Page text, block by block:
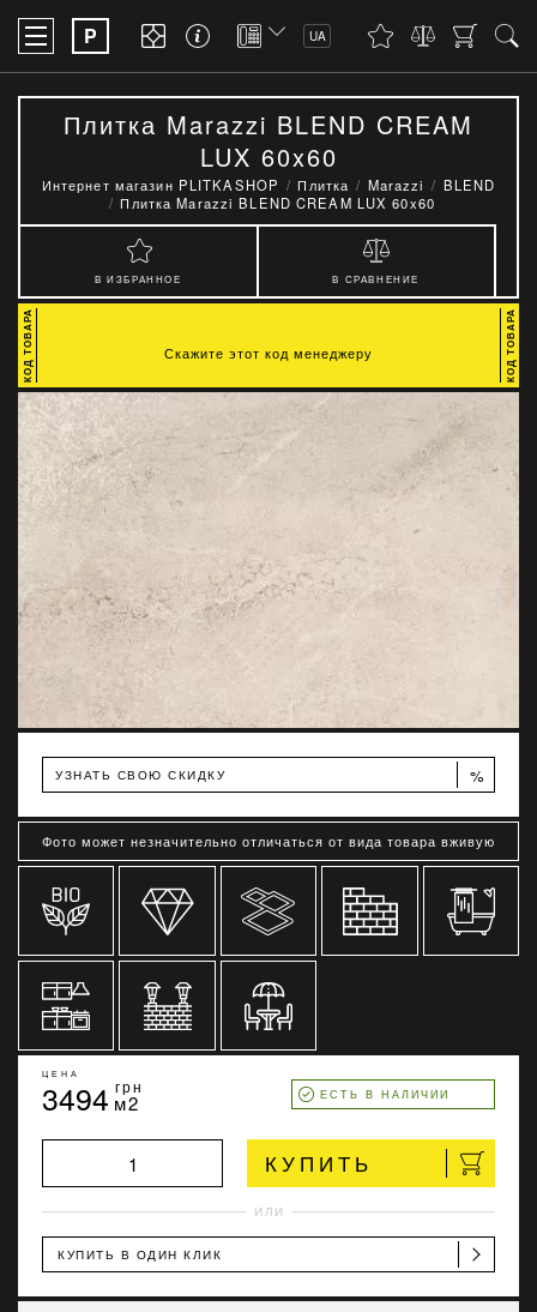
P UA
Плитка Marazzi BLEND CREAM
LUX 60x60
Интернет магазин PLITKASHOP Плитка Marazzi
BLEND
Плитка Marazzi BLEND CREAM LUX 60x60
В ИЗБРАННОЕ В СРАВНЕНИЕ
УЗНАТЬ СВОЮ СКИДКУ %
Фото может незначительно отличаться от вида товара вживую
ЦЕНА
3494 грн
м2 ЕСТЬ В НАЛИЧИИ
КУПИТЬ
ИЛИ
КУПИТЬ В ОДИН КЛИК
Скажите этот код менеджеру